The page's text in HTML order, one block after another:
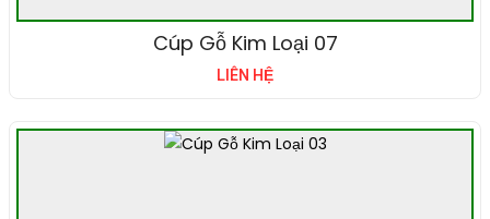
Cúp Gỗ Kim Loại 07
LIÊN HỆ